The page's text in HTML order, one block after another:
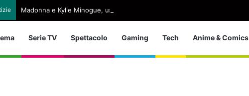
Madonna e Kylie Minogue, uscito Love Sensation (Afterhours Mix)
Serie TV Spettacolo Gaming Tech Anime & Comics